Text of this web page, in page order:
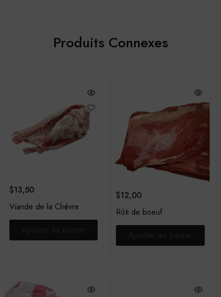
Produits Connexes
$13,50
Viande de la Chèvre
$12,00
Rôti de boeuf